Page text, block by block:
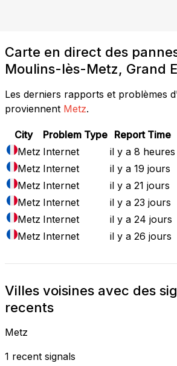
Carte en direct des
Moulins-lès-Metz, Grand
Les derniers rapports et problèmes
proviennent Metz.
City Problem Type Report Time
Metz Internet
il y a 8 heures
Metz Internet
il y a 19 jours
Metz Internet
il y a 21 jours
Metz Internet
il y a 23 jours
Metz Internet
il y a 24 jours
Metz Internet il y a 26 jours
Villes voisines avec des
recents
Metz
1 recent signals